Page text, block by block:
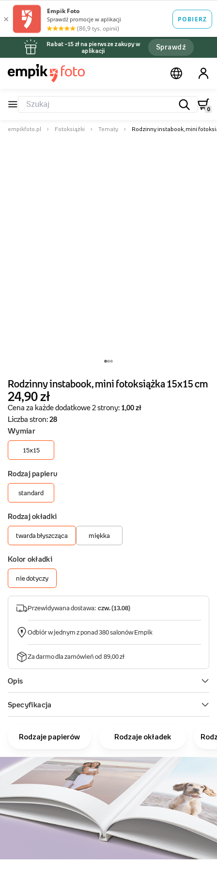
Rabat –15 zł na pierwsze zakupy w
aplikacji
Sprawdź
0
empikfoto.pl Fotoksiążki Tematy Rodzinny instabook, mini
Rodzaje papierów Rodzaje okładek